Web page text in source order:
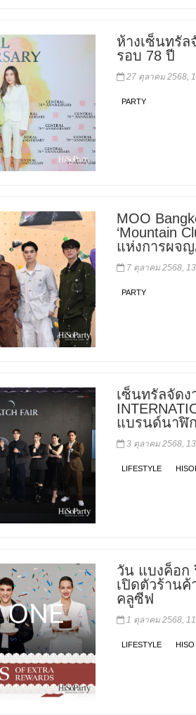
ห้างเซ็นทรัล
รอบ 78 ปี
27 ตุลาคม 2568,
PARTY
MOO
‘Mountain
แห่งการผจ
7 ตุลาคม 2568,
PARTY
เซ็นทรัลจัดง
แบรนด์นาฬิ
3 ตุลาคม 2568,
LIFESTYLE
วัน แบงค็อก
เปิดตัวร้านค้
คลูซีฟ
1 ตุลาคม 2568,
LIFESTYLE